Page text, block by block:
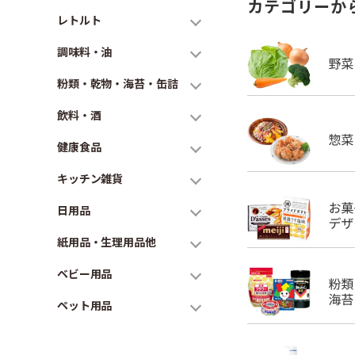
レトルト
調味料・油
粉類・乾物・海苔・缶詰
飲料・酒
健康食品
キッチン雑貨
日用品
紙用品・生理用品他
ベビー用品
ペット用品
カテゴリーか